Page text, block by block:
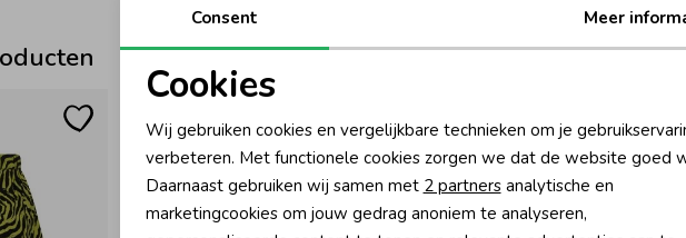
Noodzakelijke cookies
Analytische cookies Marketing cookies
Consent Meer
Cookies
Wij gebruiken cookies en vergelijkbare technieken om je
verbeteren. Met functionele cookies zorgen we dat de website goed
Daarnaast gebruiken wij samen met 2 partnersanalytische en
marketingcookies om jouw gedrag anoniem te analyseren,